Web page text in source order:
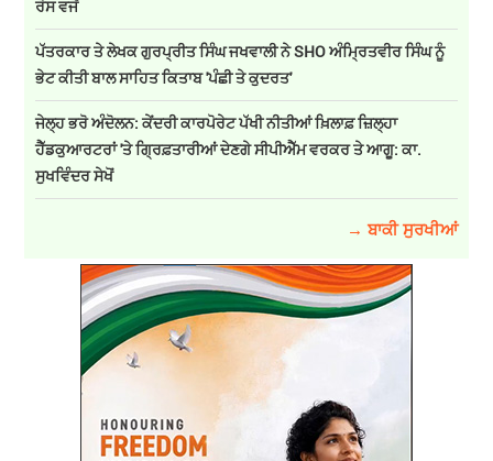
ਰੋਸ ਵਜੋਂ
ਪੱਤਰਕਾਰ ਤੇ ਲੇਖਕ ਗੁਰਪ੍ਰੀਤ ਸਿੰਘ ਜਖਵਾਲੀ ਨੇ SHO ਅੰਮ੍ਰਿਤਵੀਰ ਸਿੰਘ ਨੂੰ
ਭੇਟ ਕੀਤੀ ਬਾਲ ਸਾਹਿਤ ਕਿਤਾਬ 'ਪੰਛੀ ਤੇ ਕੁਦਰਤ'
ਜੇਲ੍ਹ ਭਰੋ ਅੰਦੋਲਨ: ਕੇਂਦਰੀ ਕਾਰਪੋਰੇਟ ਪੱਖੀ ਨੀਤੀਆਂ ਖ਼ਿਲਾਫ਼ ਜ਼ਿਲ੍ਹਾ
ਹੈੱਡਕੁਆਰਟਰਾਂ 'ਤੇ ਗ੍ਰਿਫ਼ਤਾਰੀਆਂ ਦੇਣਗੇ ਸੀਪੀਐੱਮ ਵਰਕਰ ਤੇ ਆਗੂ: ਕਾ.
ਸੁਖਵਿੰਦਰ ਸੇਖੋਂ
→ ਬਾਕੀ ਸੁਰਖੀਆਂ